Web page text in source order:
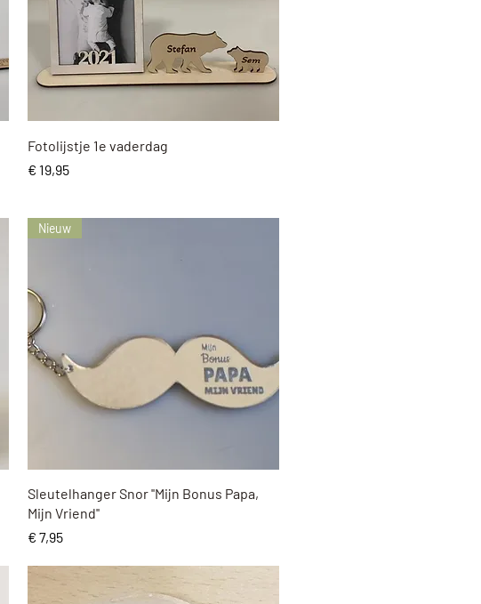
Snel overzicht
Fotolijstje 1e vaderdag
Prijs
€ 19,95
Snel overzicht
Nieuw
Sleutelhanger Snor ''Mijn Bonus Papa,
Mijn Vriend''
Prijs
€ 7,95